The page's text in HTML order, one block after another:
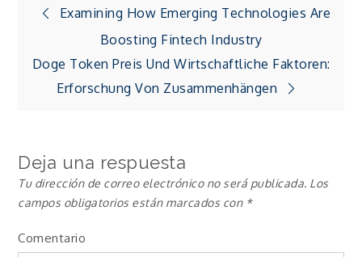
Navegación
de
entradas
Examining How Emerging Technologies Are
Boosting Fintech Industry
Doge Token Preis Und Wirtschaftliche Faktoren:
Erforschung Von Zusammenhängen
Deja una respuesta
Tu dirección de correo electrónico no será publicada. Los
campos obligatorios están marcados con *
Comentario